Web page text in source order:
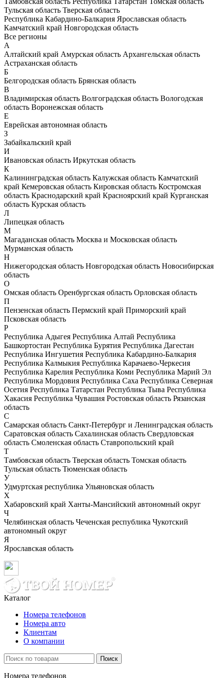
Тульская область Тверская область
Республика Кабардино-Балкария Ярославская область
Камчатский край Новгородская область
Все регионы
А
Алтайский край Амурская область Архангельская область
Астраханская область
Б
Белгородская область Брянская область
В
Владимирская область Волгоградская область Вологодская
область Воронежская область
Е
Еврейская автономная область
З
Забайкальский край
И
Ивановская область Иркутская область
К
Калининградская область Калужская область Камчатский
край Кемеровская область Кировская область Костромская
область Краснодарский край Красноярский край Курганская
область Курская область
Л
Липецкая область
М
Магаданская область Москва и Московская область
Мурманская область
Н
Нижегородская область Новгородская область Новосибирская
область
О
Омская область Оренбургская область Орловская область
П
Пензенская область Пермский край Приморский край
Псковская область
Р
Республика Адыгея Республика Алтай Республика
Башкортостан Республика Бурятия Республика Дагестан
Республика Ингушетия Республика Кабардино-Балкария
Республика Калмыкия Республика Карачаево-Черкесия
Республика Карелия Республика Коми Республика Марий Эл
Республика Мордовия Республика Саха Республика Северная
Осетия Республика Татарстан Республика Тыва Республика
Хакасия Республика Чувашия Ростовская область Рязанская
область
С
Самарская область Санкт-Петербург и Ленинградская область
Саратовская область Сахалинская область Свердловская
область Смоленская область Ставропольский край
Т
Тамбовская область Тверская область Томская область
Тульская область Тюменская область
У
Удмуртская республика Ульяновская область
Х
Хабаровский край Ханты-Мансийский автономный округ
Ч
Челябинская область Чеченская республика Чукотский
автономный округ
Я
Ярославская область
Каталог
Номера телефонов
Номера авто
Клиентам
О компании
Поиск
Номера телефонов